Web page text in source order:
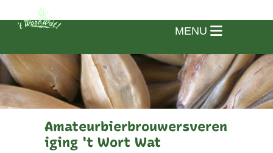
Amateurbierbrouwersveren
iging 't Wort Wat
MENU